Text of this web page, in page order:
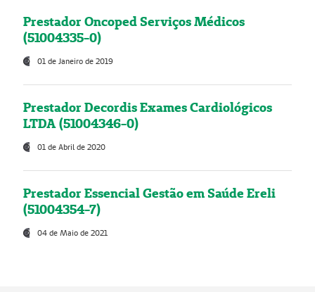
Prestador Oncoped Serviços Médicos
(51004335-0)
01 de Janeiro de 2019
Prestador Decordis Exames Cardiológicos
LTDA (51004346-0)
01 de Abril de 2020
Prestador Essencial Gestão em Saúde Ereli
(51004354-7)
04 de Maio de 2021